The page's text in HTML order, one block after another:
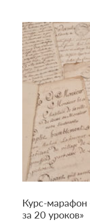
Курс-марафон
за 20 уроков»